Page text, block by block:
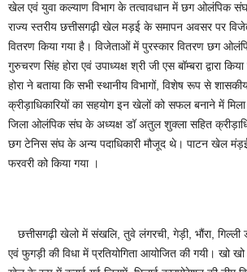
खेल एवं युवा कल्याण विभाग के तत्वावधान में छग ओलंपिक संघ
राज्य स्तरीय छत्तीसगढ़ी खेल मड़ई के समापन अवसर पर
वितरण किया गया है। विजेताओं में पुरस्कार वितरण छग
गुरुचरण सिंह होरा एवं उपाध्यक्ष श्री जी एस बॉम्बरा द्वारा
होरा ने बताया कि सभी स्थानीय विभागों, विशेष रूप से
क्रीड़ाधिकारियों का सहयोग इन खेलों को सफल बनाने में
जिला ओलंपिक संघ के अध्यक्ष डॉ अतुल शुक्ला सहित
छग टेनिस संघ के अन्य पदाधिकारी मौजूद थे। पाटन खेल
फरवरी को किया गया ।
छत्तीसगढ़ी खेलो में संखलि, तुवे लंगरची, गेड़ी, भौंरा,
एवं फुगड़ी की विधा में प्रतियोगिता आयोजित की गयी। खो खो